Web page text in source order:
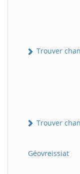
Trouver
Trouver
Géovreissiat